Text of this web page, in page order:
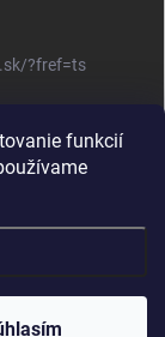
funkcií
?fref=ts
| Upraviť nastavenie